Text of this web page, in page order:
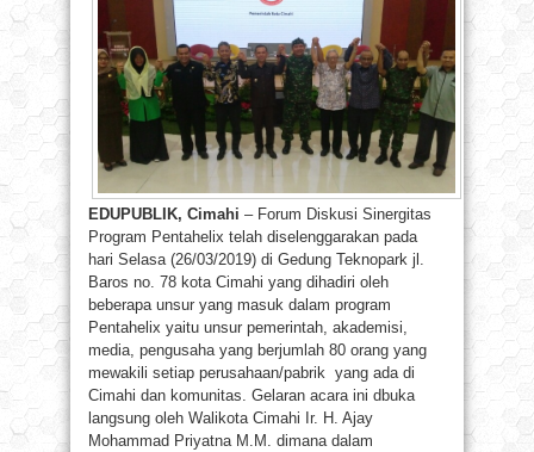
EDUPUBLIK, Cimahi – Forum Diskusi Sinergitas
Program Pentahelix telah diselenggarakan pada
hari Selasa (26/03/2019) di Gedung Teknopark jl.
Baros no. 78 kota Cimahi yang dihadiri oleh
beberapa unsur yang masuk dalam program
Pentahelix yaitu unsur pemerintah, akademisi,
media, pengusaha yang berjumlah 80 orang yang
mewakili setiap perusahaan/pabrik yang ada di
Cimahi dan komunitas. Gelaran acara ini dbuka
langsung oleh Walikota Cimahi Ir. H. Ajay
Mohammad Priyatna M.M. dimana dalam